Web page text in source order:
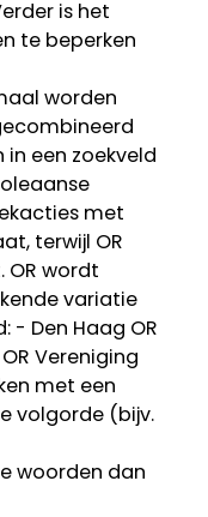
is het
te beperken
worden
in een zoekveld
met
terwijl OR
OR wordt
variatie
- Den Haag OR
Vereniging
met een
volgorde (bijv.
woorden dan